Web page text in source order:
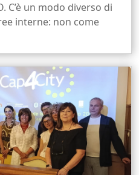
C’è un modo diverso di
interne: non come